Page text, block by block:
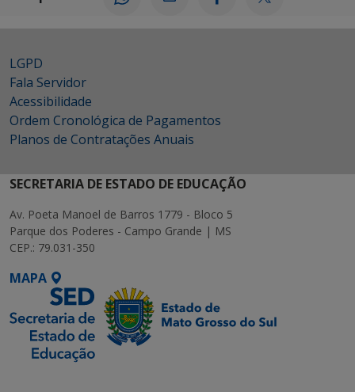
LGPD
Fala Servidor
Acessibilidade
Ordem Cronológica de Pagamentos
Planos de Contratações Anuais
SECRETARIA DE ESTADO DE EDUCAÇÃO
Av. Poeta Manoel de Barros 1779 - Bloco 5
Parque dos Poderes - Campo Grande | MS
CEP.: 79.031-350
MAPA